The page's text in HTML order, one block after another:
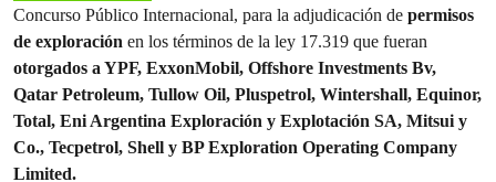
Concurso Público Internacional, para la adjudicación de permisos
de exploración en los términos de la ley 17.319 que fueran
otorgados a YPF, ExxonMobil, Offshore Investments Bv,
Qatar Petroleum, Tullow Oil, Pluspetrol, Wintershall, Equinor,
Total, Eni Argentina Exploración y Explotación SA, Mitsui y
Co., Tecpetrol, Shell y BP Exploration Operating Company
Limited.